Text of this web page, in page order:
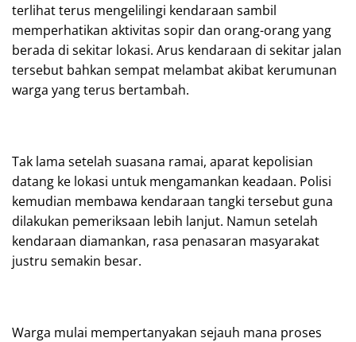
terlihat terus mengelilingi kendaraan sambil
memperhatikan aktivitas sopir dan orang-orang yang
berada di sekitar lokasi. Arus kendaraan di sekitar jalan
tersebut bahkan sempat melambat akibat kerumunan
warga yang terus bertambah.
Tak lama setelah suasana ramai, aparat kepolisian
datang ke lokasi untuk mengamankan keadaan. Polisi
kemudian membawa kendaraan tangki tersebut guna
dilakukan pemeriksaan lebih lanjut. Namun setelah
kendaraan diamankan, rasa penasaran masyarakat
justru semakin besar.
Warga mulai mempertanyakan sejauh mana proses